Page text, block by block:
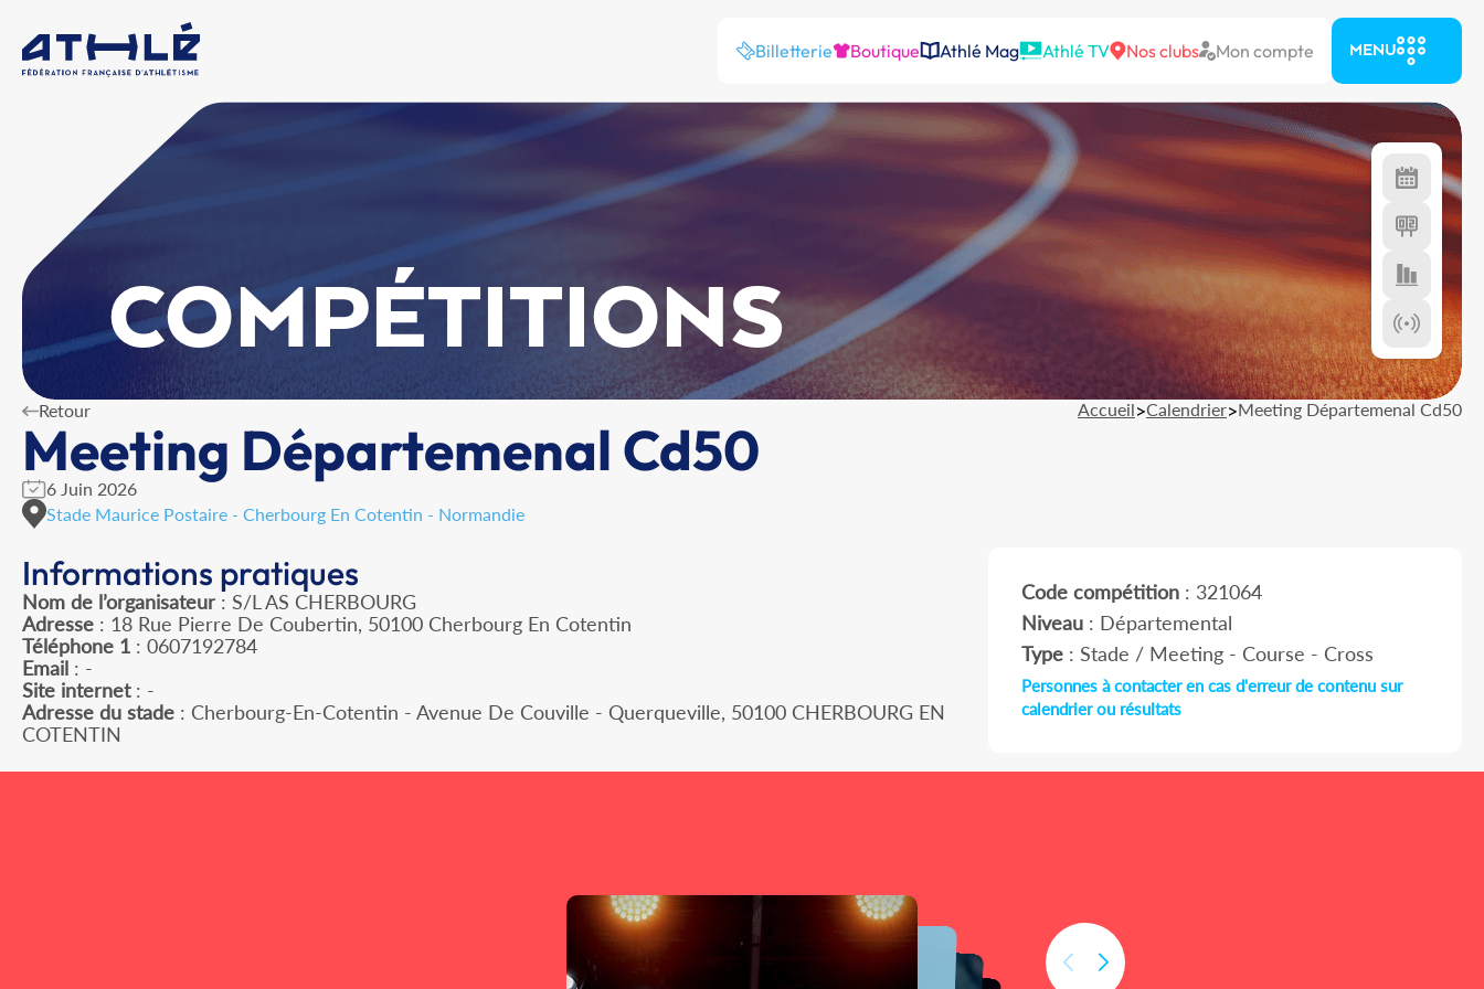
Billetterie Boutique Athlé Mag Athlé TV Nos clubs Mon compte MENU
COMPÉTITIONS
Retour Accueil>Calendrier>Meeting Départemenal Cd50
Meeting Départemenal Cd50
6 Juin 2026
Stade Maurice Postaire - Cherbourg En Cotentin - Normandie
Informations pratiques
Nom de l’organisateur : S/L AS CHERBOURG
Adresse : 18 Rue Pierre De Coubertin, 50100 Cherbourg En Cotentin
Téléphone 1 : 0607192784
Email : -
Site internet: -
Adresse du stade : Cherbourg-En-Cotentin - Avenue De Couville - Querqueville, 50100 CHERBOURG EN
COTENTIN
Code compétition : 321064
Niveau : Départemental
Type : Stade / Meeting - Course - Cross
Personnes à contacter en cas d'erreur de contenu sur
calendrier ou résultats